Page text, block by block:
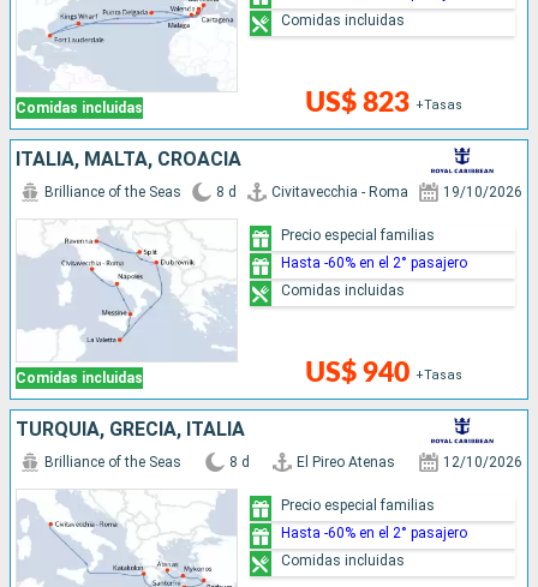
Comidas incluidas US$ 823 +Tasas
Comidas incluidas
ITALIA, MALTA, CROACIA
Comidas incluidas
Brilliance of the Seas 8 d Civitavecchia - Roma 19/10/2026
US$ 940 +Tasas
Precio especial familias
Hasta -60% en el 2° pasajero
Comidas incluidas
TURQUÍA, GRECIA, ITALIA
Brilliance of the Seas 8 d El Pireo Atenas 12/10/2026
Precio especial familias
Hasta -60% en el 2° pasajero
Comidas incluidas